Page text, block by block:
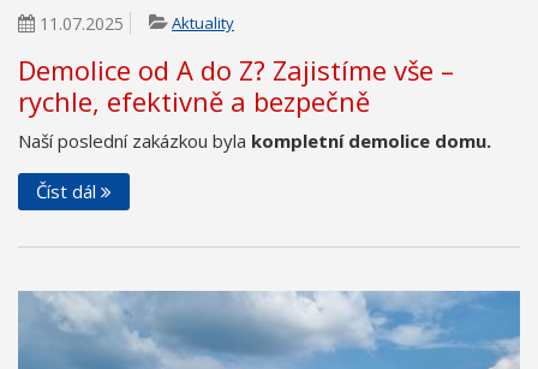
11.07.2025 Aktuality
Demolice od A do Z? Zajistíme vše –
rychle, efektivně a bezpečně
Naší poslední zakázkou byla kompletní demolice domu.
Číst dál